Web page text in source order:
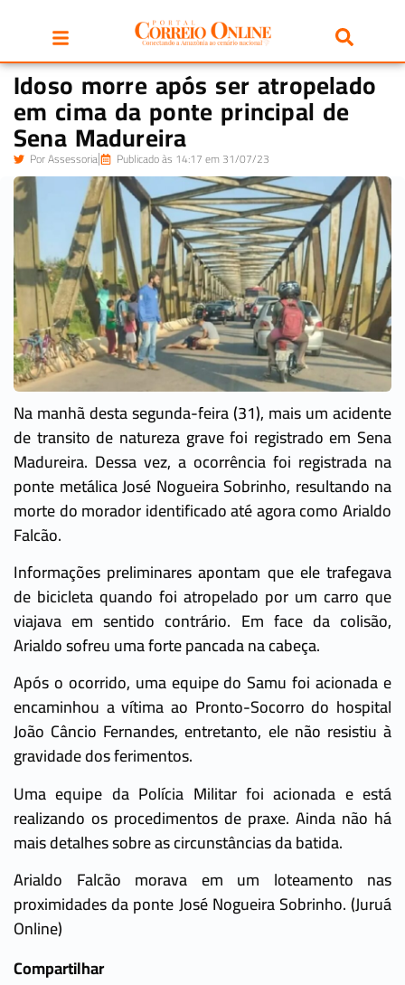
Idoso morre após ser atropelado
em cima da ponte principal de
Sena Madureira
PorAssessoria Publicado às 14:17 em 31/07/23
Na manhã desta segunda-feira (31), mais um acidente
de transito de natureza grave foi registrado em Sena
Madureira. Dessa vez, a ocorrência foi registrada na
ponte metálica José Nogueira Sobrinho, resultando na
morte do morador identificado até agora como Arialdo
Falcão.
Informações preliminares apontam que ele trafegava
de bicicleta quando foi atropelado por um carro que
viajava em sentido contrário. Em face da colisão,
Arialdo sofreu uma forte pancada na cabeça.
Após o ocorrido, uma equipe do Samu foi acionada e
encaminhou a vítima ao Pronto-Socorro do hospital
João Câncio Fernandes, entretanto, ele não resistiu à
gravidade dos ferimentos.
Uma equipe da Polícia Militar foi acionada e está
realizando os procedimentos de praxe. Ainda não há
mais detalhes sobre as circunstâncias da batida.
Arialdo Falcão morava em um loteamento nas
proximidades da ponte José Nogueira Sobrinho. (Juruá
Online)
Compartilhar